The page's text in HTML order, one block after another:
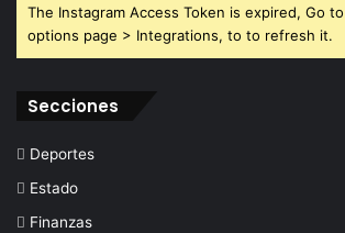
The Instagram Access Token is expired, Go
options page > Integrations, to to refresh it.
Secciones
Deportes
Estado
Finanzas